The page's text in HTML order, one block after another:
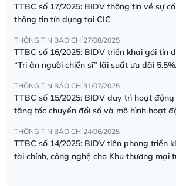
TTBC số 17/2025: BIDV thông tin về sự
thông tin tín dụng tại CIC
THÔNG TIN BÁO CHÍ27/08/2025
TTBC số 16/2025: BIDV triển khai gói tín
“Tri ân người chiến sĩ” lãi suất ưu đãi
THÔNG TIN BÁO CHÍ31/07/2025
TTBC số 15/2025: BIDV duy trì hoạt
tăng tốc chuyển đổi số và mô hình hoạt
THÔNG TIN BÁO CHÍ24/06/2025
TTBC số 14/2025: BIDV tiên phong triển
tài chính, công nghệ cho Khu thương mại